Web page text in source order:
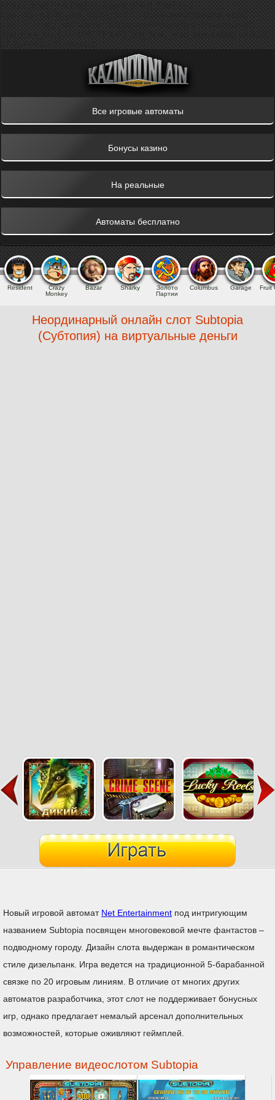
Array ( [png] => 1 [jpg] => 1 [use_direct_files] => 1
[use_ccs_minify_and_cache_kill] => assets/templates/main/css/
[use_js_minify_and_cache_kill] => assets/templates/main/jquery/
[last_time_mod] => 1595736063 [last_time_mod_humanible] => 2020-
07-26T04:01:03+00:00 )
Все игровые автоматы
Бонусы казино
На реальные
Автоматы бесплатно
Resident
Crazy
Monkey
Bazar Sharky
Золото
Партии
Columbus Garage Fruit
Неординарный онлайн слот Subtopia
(Субтопия) на виртуальные деньги
Новый игровой автомат Net Entertainment под интригующим
названием Subtopia посвящен многовековой мечте фантастов –
подводному городу. Дизайн слота выдержан в романтическом
стиле дизельпанк. Игра ведется на традиционной 5-барабанной
связке по 20 игровым линиям. В отличие от многих других
автоматов разработчика, этот слот не поддерживает бонусных
игр, однако предлагает немалый арсенал дополнительных
возможностей, которые оживляют геймплей.
Управление видеослотом Subtopia